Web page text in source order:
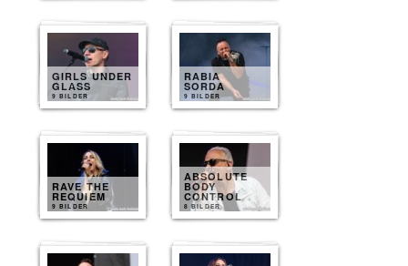
GIRLS UNDER
GLASS
9 BILDER
RABIA
SORDA
9 BILDER
RAVE THE
REQUIEM
9 BILDER
ABSOLUTE
BODY
CONTROL
8 BILDER